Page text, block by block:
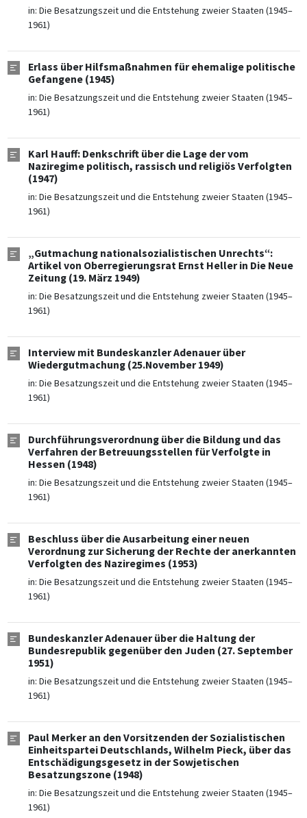
in: Die Besatzungszeit und die Entstehung zweier Staaten (1945–
1961)
Erlass über Hilfsmaßnahmen für ehemalige politische
Gefangene (1945)
in: Die Besatzungszeit und die Entstehung zweier Staaten (1945–
1961)
Karl Hauff: Denkschrift über die Lage der vom
Naziregime politisch, rassisch und religiös Verfolgten
(1947)
in: Die Besatzungszeit und die Entstehung zweier Staaten (1945–
1961)
„Gutmachung nationalsozialistischen Unrechts“:
Artikel von Oberregierungsrat Ernst Heller in Die Neue
Zeitung (19. März 1949)
in: Die Besatzungszeit und die Entstehung zweier Staaten (1945–
1961)
Interview mit Bundeskanzler Adenauer über
Wiedergutmachung (25.November 1949)
in: Die Besatzungszeit und die Entstehung zweier Staaten (1945–
1961)
Durchführungsverordnung über die Bildung und das
Verfahren der Betreuungsstellen für Verfolgte in
Hessen (1948)
in: Die Besatzungszeit und die Entstehung zweier Staaten (1945–
1961)
Beschluss über die Ausarbeitung einer neuen
Verordnung zur Sicherung der Rechte der anerkannten
Verfolgten des Naziregimes (1953)
in: Die Besatzungszeit und die Entstehung zweier Staaten (1945–
1961)
Bundeskanzler Adenauer über die Haltung der
Bundesrepublik gegenüber den Juden (27. September
1951)
in: Die Besatzungszeit und die Entstehung zweier Staaten (1945–
1961)
Paul Merker an den Vorsitzenden der Sozialistischen
Einheitspartei Deutschlands, Wilhelm Pieck, über das
Entschädigungsgesetz in der Sowjetischen
Besatzungszone (1948)
in: Die Besatzungszeit und die Entstehung zweier Staaten (1945–
1961)